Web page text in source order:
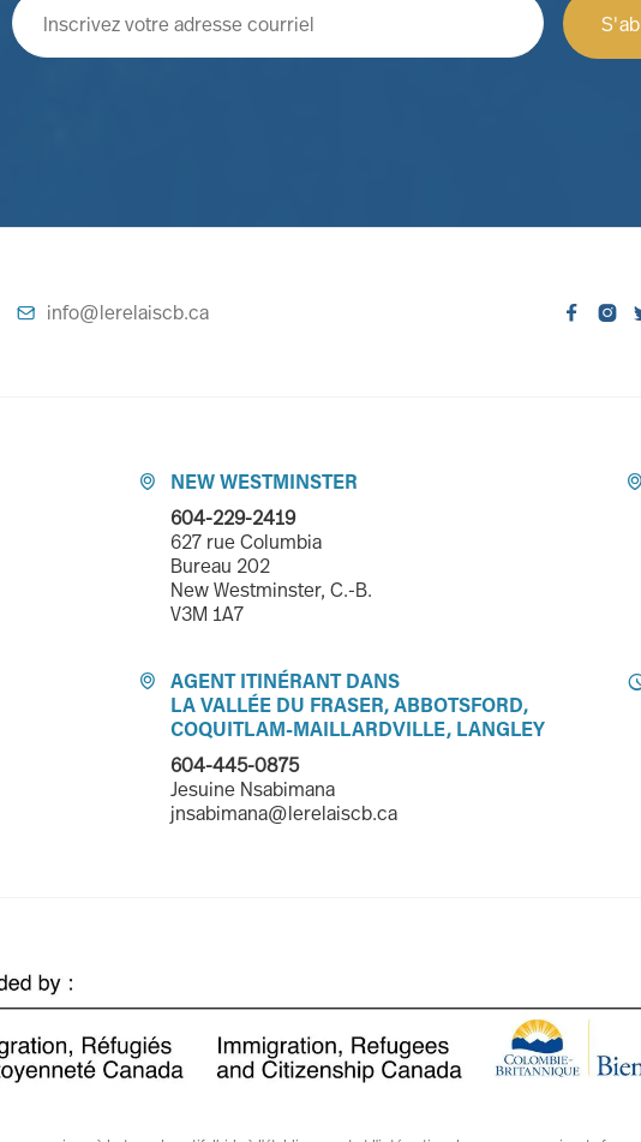
 info@lerelaiscb.ca  

NEW WESTMINSTER
604-229-2419
627 rue Columbia
Bureau 202
New Westminster, C.-B.
V3M 1A7

AGENT ITINÉRANT DANS
LA VALLÉE DU FRASER, ABBOTSFORD,
COQUITLAM-MAILLARDVILLE, LANGLEY
604-445-0875
Jesuine Nsabimana
jnsabimana@lerelaiscb.ca